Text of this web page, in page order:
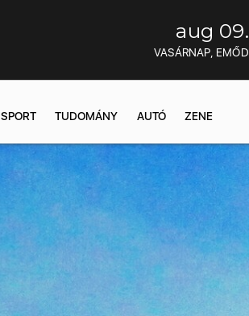
aug 09.
VASÁRNAP, EMŐD
SPORT TUDOMÁNY AUTÓ ZENE